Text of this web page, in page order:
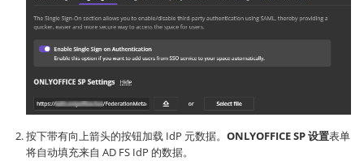
按下带有向上箭头的按钮加载 IdP 元数据。 ONLYOFFICE SP 设置表单
将自动填充来自 AD FS IdP 的数据。